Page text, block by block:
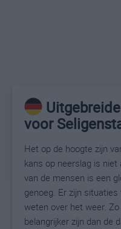
voor
Het op de hoogte zijn
kans op neerslag is
van de mensen is een
genoeg. Er zijn
weten over het weer.
belangrijker zijn dan de